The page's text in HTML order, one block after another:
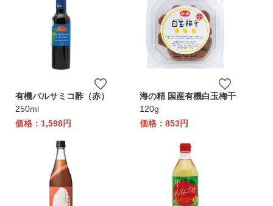
有機バルサミコ酢（赤）
250ml
価格：1,598円
海の精 国産有機白玉梅干
120g
価格：853円